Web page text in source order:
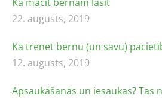
22. augusts, 2019
Kā trenēt bērnu (un savu)
12. augusts, 2019
Apsaukāšanās un iesaukas? Tas